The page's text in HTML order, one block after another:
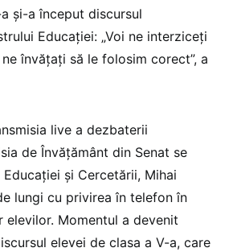
și-a început discursul
Educației: „Voi ne interziceți
învățați să le folosim corect”, a
live a dezbaterii
de Învățământ din Senat se
și Cercetării, Mihai
lungi cu privirea în telefon în
Momentul a devenit
elevei de clasa a V-a, care